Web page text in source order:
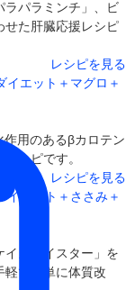
ラパラミンチ」、ビ
せた肝臓応援レシピ
レシピを見る
作用のあるβカロテン
シピです。
レシピを見る
ズマイスター」を
軽で簡単に体質改